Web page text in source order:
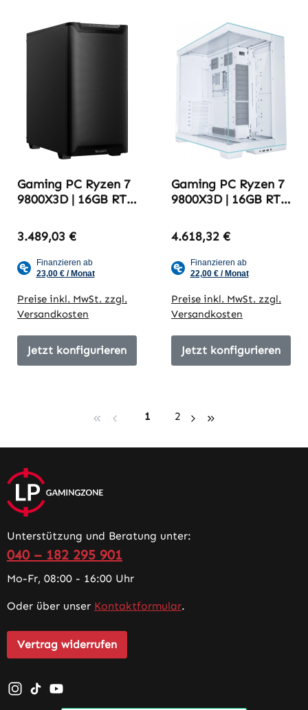
Gaming PC Ryzen 7
9800X3D | 16GB RTX
6000 | LP Gaming
Yaro
3.489,03 €
Preise inkl. MwSt. zzgl.
Versandkosten
Jetzt konfigurieren
Gaming PC Ryzen 7
9800X3D | 16GB RTX
6000 | White Edition
4.618,32 €
Preise inkl. MwSt. zzgl.
Versandkosten
Jetzt konfigurieren
Seite
1 Seite
2
Unterstützung und Beratung unter:
040 – 182 295 901
Mo-Fr, 08:00 - 16:00 Uhr
Oder über unser Kontaktformular.
Vertrag widerrufen
Schau auf Instagram vorbei – öffnet in neuem Tab
Sieh dir unsere TikTok-Videos an – öffnet in neuem
Sieh dir unsere Videos auf YouTube an – öffnet